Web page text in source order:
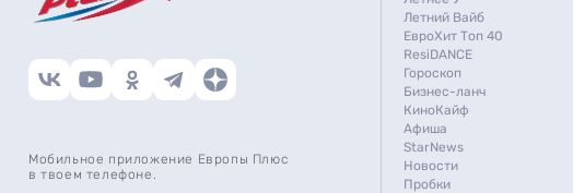
Мобильное приложение Европы Плюс
в твоем телефоне.
Летний Вайб
ЕвроХит Топ 40
ResiDANCE
Гороскоп
Бизнес-ланч
КиноКайф
Афиша
StarNews
Новости
Пробки